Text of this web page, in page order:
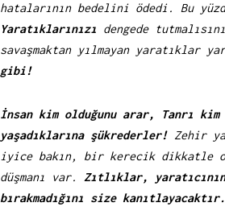
hatalarının bedelini ödedi. Bu
Yaratıklarınızı dengede
savaşmaktan yılmayan yaratıklar
gibi!
İnsan kim olduğunu arar, Tanrı
yaşadıklarına şükrederler! Zehir
iyice bakın, bir kerecik dikkatle
düşmanı var. Zıtlıklar,
bırakmadığını size kanıtlayacaktır.